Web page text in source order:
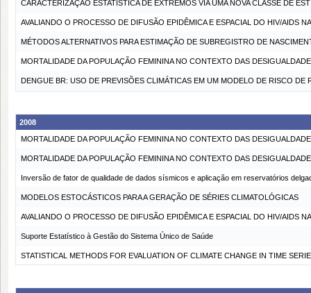
CARACTERIZAÇÃO ESTATÍSTICA DE EXTREMOS VIA UMA NOVA CLASSE DE
AVALIANDO O PROCESSO DE DIFUSÃO EPIDÊMICA E ESPACIAL DO HIV/AIDS
MÉTODOS ALTERNATIVOS PARA ESTIMAÇÃO DE SUBREGISTRO DE
MORTALIDADE DA POPULAÇÃO FEMININA NO CONTEXTO DAS
DENGUE BR: USO DE PREVISÕES CLIMÁTICAS EM UM MODELO DE RISCO DE
2008
MORTALIDADE DA POPULAÇÃO FEMININA NO CONTEXTO DAS
MORTALIDADE DA POPULAÇÃO FEMININA NO CONTEXTO DAS
Inversão de fator de qualidade de dados sísmicos e aplicação em reservatórios
MODELOS ESTOCÁSTICOS PARA A GERAÇÃO DE SÉRIES CLIMATOLÓGICAS
AVALIANDO O PROCESSO DE DIFUSÃO EPIDÊMICA E ESPACIAL DO HIV/AIDS
Suporte Estatístico à Gestão do Sistema Único de Saúde
STATISTICAL METHODS FOR EVALUATION OF CLIMATE CHANGE IN TIME